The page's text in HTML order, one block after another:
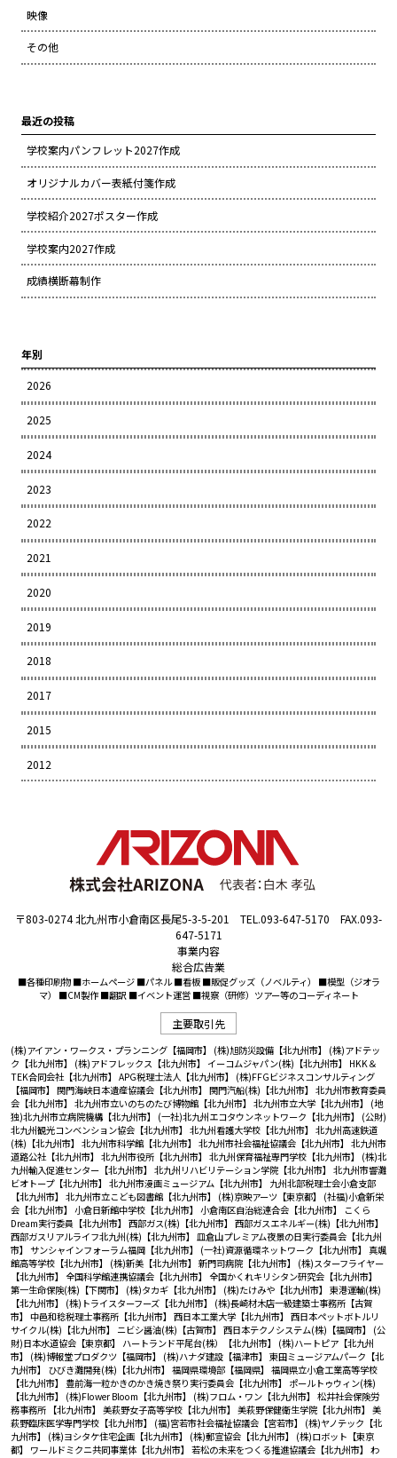
映像
その他
最近の投稿
学校案内パンフレット2027作成
オリジナルカバー表紙付箋作成
学校紹介2027ポスター作成
学校案内2027作成
成績横断幕制作
年別
2026
2025
2024
2023
2022
2021
2020
2019
2018
2017
2015
2012
〒803-0274 北九州市小倉南区長尾5-3-5-201 TEL.093-647-5170 FAX.093-
647-5171
事業内容
総合広告業
■各種印刷物 ■ホームページ ■パネル ■看板 ■販促グッズ（ノベルティ） ■模型（ジオラ
マ） ■CM製作 ■翻訳 ■イベント運営 ■視察（研修）ツアー等のコーディネート
主要取引先
(株)アイアン・ワークス・プランニング【福岡市】 (株)旭防災設備【北九州市】 (株)アドテッ
ク【北九州市】 (株)アドフレックス【北九州市】 イーコムジャパン(株)【北九州市】 HKK＆
TEK合同会社【北九州市】 APG税理士法人【北九州市】 (株)FFGビジネスコンサルティング
【福岡市】 関門海峡日本遺産協議会【北九州市】 関門汽船(株)【北九州市】 北九州市教育委員
会【北九州市】 北九州市立いのちのたび博物館【北九州市】 北九州市立大学【北九州市】 (地
独)北九州市立病院機構【北九州市】 (一社)北九州エコタウンネットワーク【北九州市】 (公財)
北九州観光コンベンション協会【北九州市】 北九州看護大学校【北九州市】 北九州高速鉄道
(株)【北九州市】 北九州市科学館【北九州市】 北九州市社会福祉協議会【北九州市】 北九州市
道路公社【北九州市】 北九州市役所【北九州市】 北九州保育福祉専門学校【北九州市】 (株)北
九州輸入促進センター【北九州市】 北九州リハビリテーション学院【北九州市】 北九州市響灘
ビオトープ【北九州市】 北九州市漫画ミュージアム【北九州市】 九州北部税理士会小倉支部
【北九州市】 北九州市立こども図書館【北九州市】 (株)京映アーツ【東京都】 (社福)小倉新栄
会【北九州市】 小倉日新館中学校【北九州市】 小倉南区自治総連合会【北九州市】
こくら
Dream実行委員【北九州市】 西部ガス(株)【北九州市】 西部ガスエネルギー(株)【北九州市】
西部ガスリアルライフ北九州(株)【北九州市】 皿倉山プレミアム夜景の日実行委員会【北九州
市】 サンシャインフォーラム福岡【北九州市】 (一社)資源循環ネットワーク【北九州市】 真颯
館高等学校【北九州市】 (株)新美【北九州市】 新門司病院【北九州市】 (株)スターフライヤー
【北九州市】 全国科学館連携協議会【北九州市】 全国かくれキリシタン研究会【北九州市】
第一生命保険(株)【下関市】 (株)タカギ【北九州市】 (株)たけみや【北九州市】 東港運輸(株)
【北九州市】 (株)トライスターフーズ【北九州市】 (株)長崎材木店一級建築士事務所【古賀
市】 中邑和稔税理士事務所【北九州市】 西日本工業大学【北九州市】 西日本ペットボトルリ
サイクル(株)【北九州市】 ニビシ醤油(株)【古賀市】 西日本テクノシステム(株)【福岡市】 (公
財)日本水道協会【東京都】 ハートランド平尾台(株）【北九州市】 (株)ハートピア【北九州
市】 (株)博報堂プロダクツ【福岡市】 (株)ハナダ建設【福津市】 東田ミュージアムパーク【北
九州市】 ひびき灘開発(株)【北九州市】 福岡県環境部【福岡県】 福岡県立小倉工業高等学校
【北九州市】 豊前海一粒かきのかき焼き祭り実行委員会【北九州市】 ポールトゥウィン(株)
【北九州市】 (株)Flower Bloom【北九州市】 (株)フロム・ワン【北九州市】 松井社会保険労
務事務所 【北九州市】 美萩野女子高等学校【北九州市】 美萩野保健衛生学院【北九州市】 美
萩野臨床医学専門学校【北九州市】 (福)宮若市社会福祉協議会【宮若市】 (株)ヤノテック【北
九州市】 (株)ヨシタケ住宅企画【北九州市】 (株)郵宣協会【北九州市】 (株)ロボット【東京
都】 ワールドミクニ共同事業体【北九州市】 若松の未来をつくる推進協議会【北九州市】 わ